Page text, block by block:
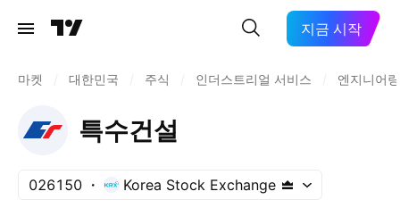
지금 시작
마켓 대한민국 주식 인더스트리얼 서비스 엔지니어
특수건설
026150 Korea Stock Exchange